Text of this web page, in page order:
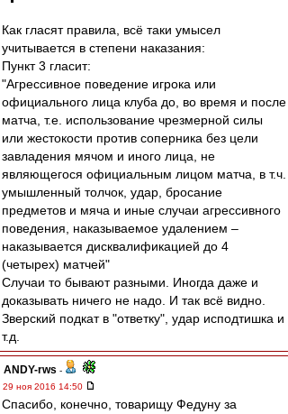
Как гласят правила, всё таки умысел
учитывается в степени наказания:
Пункт 3 гласит:
"Агрессивное поведение игрока или
официального лица клуба до, во время и после
матча, т.е. использование чрезмерной силы
или жестокости против соперника без цели
завладения мячом и иного лица, не
являющегося официальным лицом матча, в т.ч.
умышленный толчок, удар, бросание
предметов и мяча и иные случаи агрессивного
поведения, наказываемое удалением –
наказывается дисквалификацией до 4
(четырех) матчей"
Случаи то бывают разными. Иногда даже и
доказывать ничего не надо. И так всё видно.
Зверский подкат в "ответку", удар исподтишка и
т.д.
ANDY-rws -
29 ноя 2016 14:50
Спасибо, конечно, товарищу Федуну за